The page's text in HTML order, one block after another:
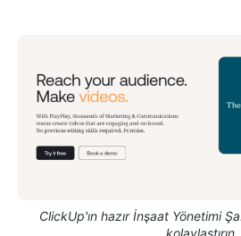
ClickUp'ın hazır İnşaat Yönetimi